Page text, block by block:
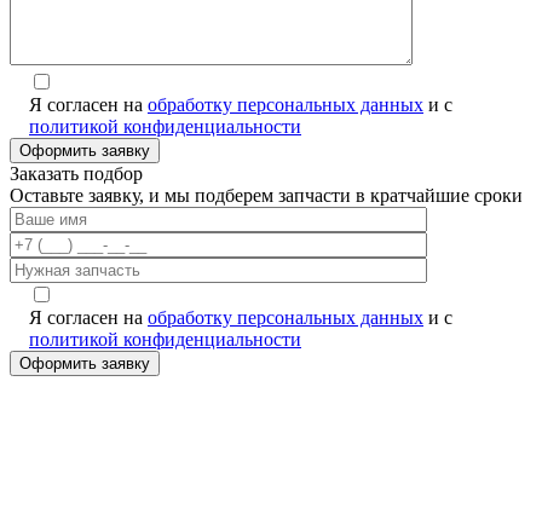
Я согласен на обработку персональных данных и с
политикой конфиденциальности
Заказать подбор
Оставьте заявку, и мы подберем запчасти в кратчайшие сроки
Я согласен на обработку персональных данных и с
политикой конфиденциальности